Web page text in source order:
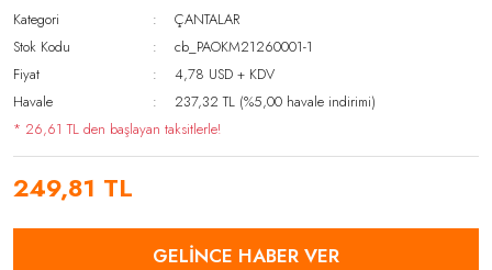
Kategori
ÇANTALAR
Stok Kodu
cb_PAOKM21260001-1
Fiyat
4,78 USD + KDV
Havale
237,32 TL (%5,00 havale indirimi)
* 26,61 TL den başlayan taksitlerle!
249,81 TL
GELİNCE HABER VER